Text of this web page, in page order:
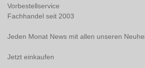
Vorbestellservice
Fachhandel seit 2003
Jeden Monat News mit allen unseren
Jetzt einkaufen